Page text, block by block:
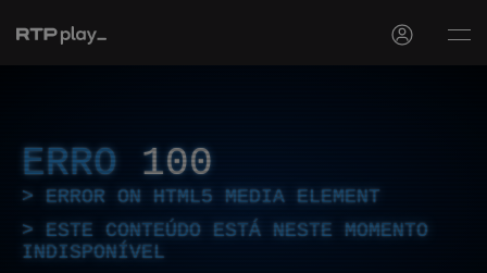
ERRO 100
ERROR ON HTML5 MEDIA ELEMENT
ESTE CONTEÚDO ESTÁ NESTE MOMENTO
INDISPONÍVEL